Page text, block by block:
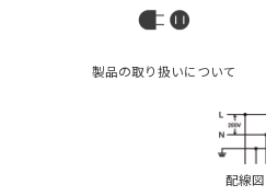
製品の取り扱いについて
配線図